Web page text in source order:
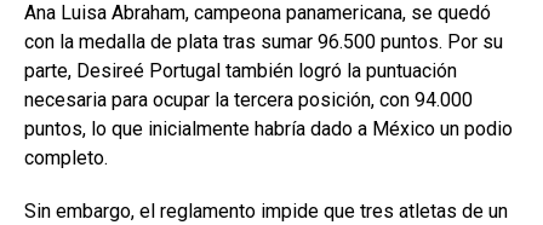
Ana Luisa Abraham, campeona panamericana, se quedó
con la medalla de plata tras sumar 96.500 puntos. Por su
parte, Desireé Portugal también logró la puntuación
necesaria para ocupar la tercera posición, con 94.000
puntos, lo que inicialmente habría dado a México un podio
completo.
Sin embargo, el reglamento impide que tres atletas de un